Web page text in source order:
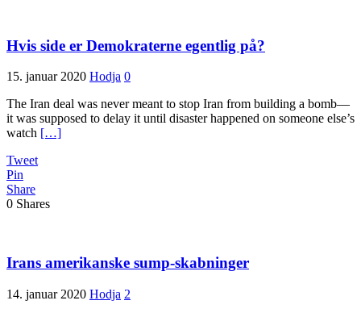
Hvis side er Demokraterne egentlig på?
15. januar 2020 Hodja 0
The Iran deal was never meant to stop Iran from building a bomb—
it was supposed to delay it until disaster happened on someone else’s
watch […]
Tweet
Pin
Share
0 Shares
Irans amerikanske sump-skabninger
14. januar 2020 Hodja 2